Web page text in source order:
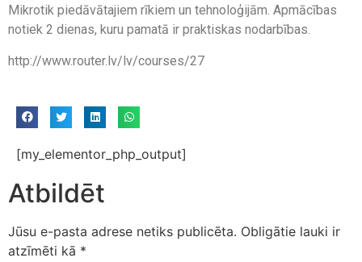
Mikrotik piedāvātajiem rīkiem un tehnoloģijām. Apmācības
notiek 2 dienas, kuru pamatā ir praktiskas nodarbības.
http://www.router.lv/lv/courses/27
[my_elementor_php_output]
Atbildēt
Jūsu e-pasta adrese netiks publicēta. Obligātie lauki ir
atzīmēti kā *